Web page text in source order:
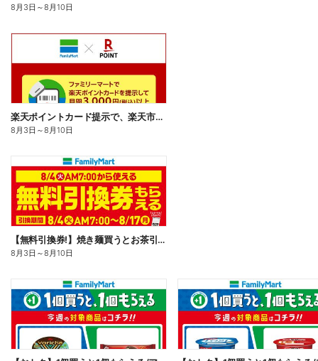
8月3日 ～8月10日
楽天ポイントカード提示で、楽天市場でのお買い物がおトクに!
8月3日 ～8月10日
【無料引換券!】焼き麺買うとお茶引換券貰える!
8月3日 ～8月10日